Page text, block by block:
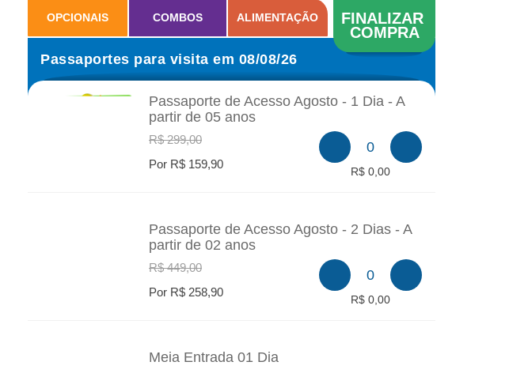
OPCIONAIS COMBOS ALIMENTAÇÃO FINALIZAR
COMPRA
Passaportes para visita em 08/08/26
Passaporte de Acesso Agosto - 1 Dia - A
partir de 05 anos
R$ 299,00
Por R$ 159,90
0
R$ 0,00
Passaporte de Acesso Agosto - 2 Dias - A
partir de 02 anos
R$ 449,00
Por R$ 258,90
0
R$ 0,00
Meia Entrada 01 Dia